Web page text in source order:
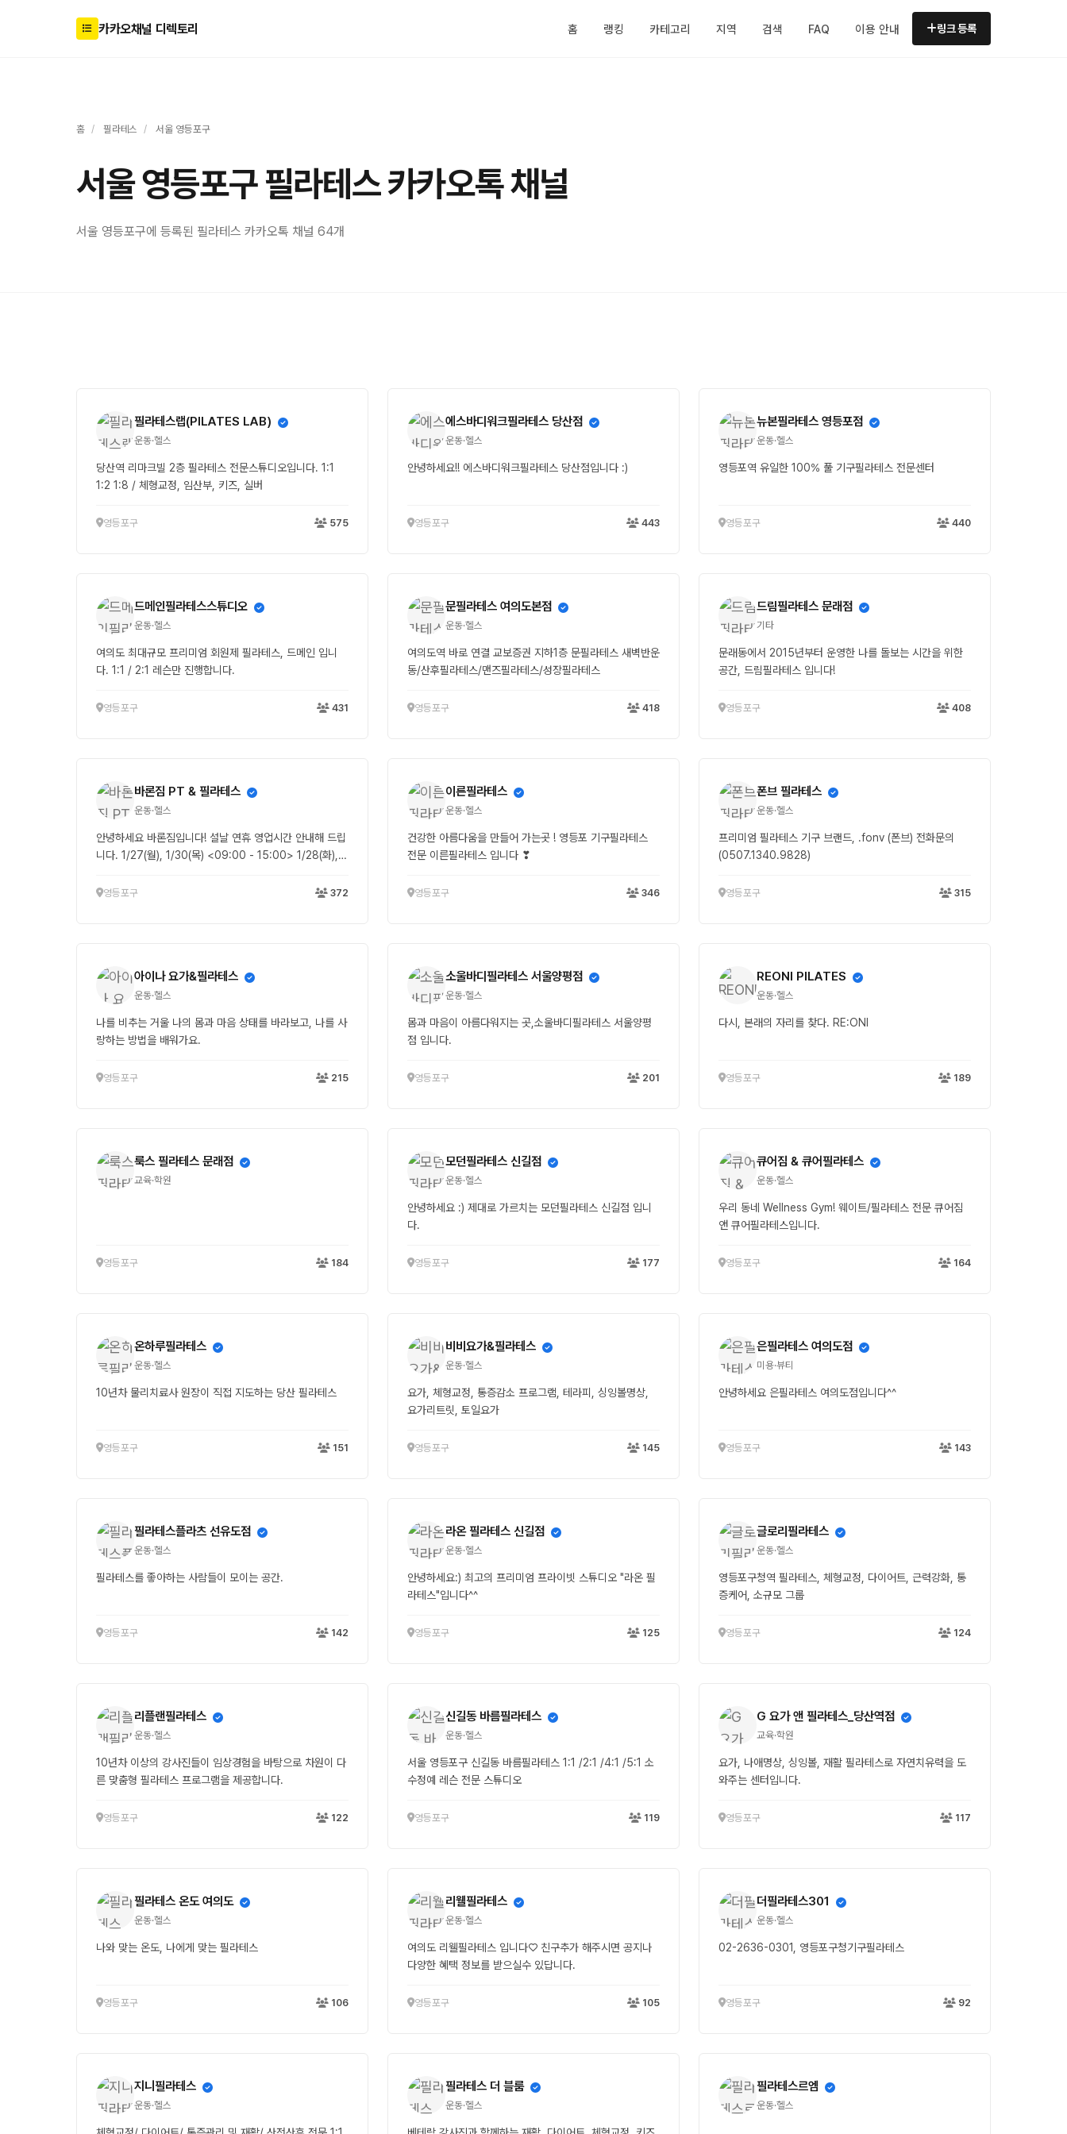
카카오채널 디렉토리 홈 랭킹 카테고리 지역 검색 FAQ 이용 안내 링크 등록
홈 / 필라테스 / 서울 영등포구
서울 영등포구 필라테스 카카오톡 채널
서울 영등포구에 등록된 필라테스 카카오톡 채널 64개
필라테스랩(PILATES LAB)
운동·헬스
당산역 리마크빌 2층 필라테스 전문스튜디오입니다. 1:1
1:2 1:8 / 체형교정, 임산부, 키즈, 실버
영등포구 575
에스바디워크필라테스 당산점
운동·헬스
안녕하세요!! 에스바디워크필라테스 당산점입니다 :)
영등포구 443
뉴본필라테스 영등포점
운동·헬스
영등포역 유일한 100% 풀 기구필라테스 전문센터
영등포구 440
드메인필라테스스튜디오
운동·헬스
여의도 최대규모 프리미엄 회원제 필라테스, 드메인 입니
다. 1:1 / 2:1 레슨만 진행합니다.
영등포구 431
문필라테스 여의도본점
운동·헬스
여의도역 바로 연결 교보증권 지하1층 문필라테스 새벽반운
동/산후필라테스/맨즈필라테스/성장필라테스
영등포구 418
드림필라테스 문래점
기타
문래동에서 2015년부터 운영한 나를 돌보는 시간을 위한
공간, 드림필라테스 입니다!
영등포구 408
바론짐 PT & 필라테스
운동·헬스
안녕하세요 바론짐입니다! 설날 연휴 영업시간 안내해 드립
니다. 1/27(월), 1/30(목) <09:00 - 15:00> 1/28(화),
되시길 기원합니다 :)
영등포구 372
이른필라테스
운동·헬스
건강한 아름다움을 만들어 가는곳 ! 영등포 기구필라테스
전문 이른필라테스 입니다 ❣
영등포구 346
폰브 필라테스
운동·헬스
프리미엄 필라테스 기구 브랜드, .fonv (폰브) 전화문의
(0507.1340.9828)
영등포구 315
아이나 요가&필라테스
운동·헬스
나를 비추는 거울 나의 몸과 마음 상태를 바라보고, 나를 사
랑하는 방법을 배워가요.
영등포구 215
소울바디필라테스 서울양평점
운동·헬스
몸과 마음이 아름다워지는 곳,소울바디필라테스 서울양평
점 입니다.
영등포구 201
REONI PILATES
운동·헬스
다시, 본래의 자리를 찾다. RE:ONI
영등포구 189
룩스 필라테스 문래점
교육·학원
영등포구 184
모던필라테스 신길점
운동·헬스
안녕하세요 :) 제대로 가르치는 모던필라테스 신길점 입니
다.
영등포구 177
큐어짐 & 큐어필라테스
운동·헬스
우리 동네 Wellness Gym! 웨이트/필라테스 전문 큐어짐
앤 큐어필라테스입니다.
영등포구 164
온하루필라테스
운동·헬스
10년차 물리치료사 원장이 직접 지도하는 당산 필라테스
영등포구 151
비비요가&필라테스
운동·헬스
요가, 체형교정, 통증감소 프로그램, 테라피, 싱잉볼명상,
요가리트릿, 토일요가
영등포구 145
은필라테스 여의도점
미용·뷰티
안녕하세요 은필라테스 여의도점입니다^^
영등포구 143
필라테스플라츠 선유도점
운동·헬스
필라테스를 좋아하는 사람들이 모이는 공간.
영등포구 142
라온 필라테스 신길점
운동·헬스
안녕하세요:) 최고의 프리미엄 프라이빗 스튜디오 "라온 필
라테스"입니다^^
영등포구 125
글로리필라테스
운동·헬스
영등포구청역 필라테스, 체형교정, 다이어트, 근력강화, 통
증케어, 소규모 그룹
영등포구 124
리플랜필라테스
운동·헬스
10년차 이상의 강사진들이 임상경험을 바탕으로 차원이 다
른 맞춤형 필라테스 프로그램을 제공합니다.
영등포구 122
신길동 바름필라테스
운동·헬스
서울 영등포구 신길동 바름필라테스 1:1 /2:1 /4:1 /5:1 소
수정예 레슨 전문 스튜디오
영등포구 119
G 요가 앤 필라테스_당산역점
교육·학원
요가, 나애명상, 싱잉볼, 재활 필라테스로 자연치유력을 도
와주는 센터입니다.
영등포구 117
필라테스 온도 여의도
운동·헬스
나와 맞는 온도, 나에게 맞는 필라테스
영등포구 106
리웰필라테스
운동·헬스
여의도 리웰필라테스 입니다♡ 친구추가 해주시면 공지나
다양한 혜택 정보를 받으실수 있답니다.
영등포구 105
더필라테스301
운동·헬스
02-2636-0301, 영등포구청기구필라테스
영등포구 92
지니필라테스
운동·헬스
필라테스 더 블룸
운동·헬스
필라테스르엠
운동·헬스